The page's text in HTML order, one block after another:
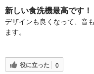
新しい食洗機最高です！
デザインも良くなって、音
ます。
役に立った 0